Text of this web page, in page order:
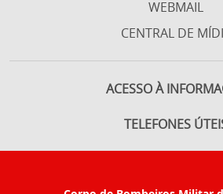
WEBMAIL
CENTRAL DE
ACESSO À
TELEFONES